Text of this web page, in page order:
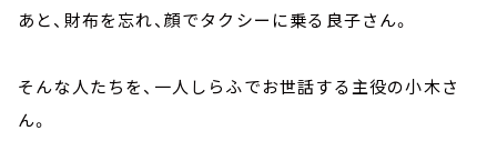
あと、財布を忘れ、顔でタクシーに乗る良子さん。
そんな人たちを、一人しらふでお世話する主役の小木さ
ん。